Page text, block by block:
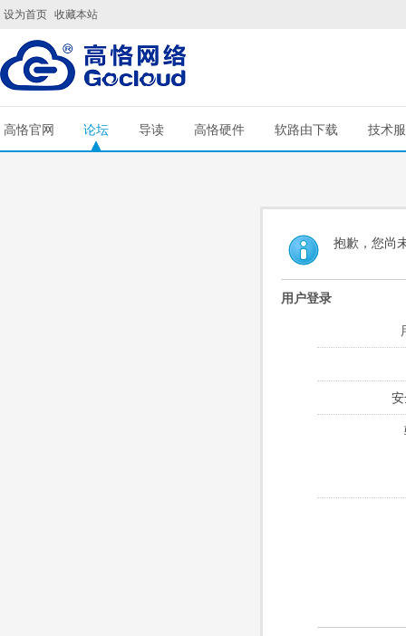
设为首页 收藏本站
高恪官网 论坛 导读 高恪硬件 软路由下载 技术
抱歉，您尚
用户登录